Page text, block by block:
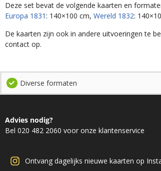
Deze set bevat de volgende kaarten en
Europa 1831 : 140×100 cm, Wereld 1832:
De kaarten zijn ook in andere uitvoeringen te
contact op.
Diverse formaten
Advies nodig?
Bel 020 482 2060 voor onze klantenservice
Ontvang dagelijks nieuwe kaarten op